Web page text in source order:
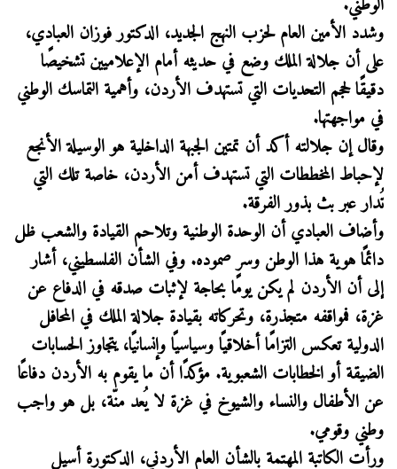
وشدد الأمين العام لحزب النهج الجديد، الدكتور فوزان العبادي،
على أن جلالة الملك وضع في حديثه أمام الإعلاميين تشخيصًا
دقيقًا لحجم التحديات التي تستهدف الأردن، وأهمية التماسك الوطني
في مواجهتها.
وقال إن جلالته أكد أن تمتين الجبهة الداخلية هو الوسيلة الأنجع
لإحباط المخططات التي تستهدف أمن الأردن، خاصة تلك التي
تُدار عبر بث بذور الفرقة.
وأضاف العبادي أن الوحدة الوطنية وتلاحم القيادة والشعب ظل
دائمًا هوية هذا الوطن وسر صموده. وفي الشأن الفلسطيني، أشار
إلى أن الأردن لم يكن يومًا بحاجة لإثبات صدقه في الدفاع عن
غزة، فمواقفه متجذرة، وتحركاته بقيادة جلالة الملك في المحافل
الدولية تعكس التزامًا أخلاقيًا وسياسيًا وإنسانيًا، يتجاوز الحسابات
الضيقة أو الخطابات الشعبوية. مؤكدًا أن ما يقوم به الأردن دفاعًا
عن الأطفال والنساء والشيوخ في غزة لا يُعد منّة، بل هو واجب
وطني وقومي.
ورأت الكاتبة المهتمة بالشأن العام الأردني، الدكتورة أسيل